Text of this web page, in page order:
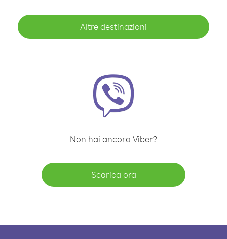
Altre destinazioni
Non hai ancora Viber?
Scarica ora